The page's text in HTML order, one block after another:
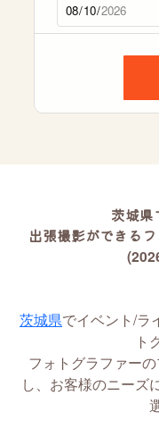
茨城県
出張撮影ができる
茨城県でイベント/ラ
ト
フォトグラファー
し、お客様のニーズ